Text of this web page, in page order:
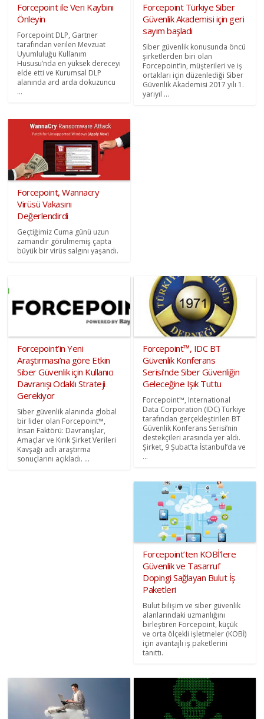
Forcepoint ile Veri Kaybını
Önleyin
Forcepoint DLP, Gartner
tarafından verilen Mevzuat
Uyumluluğu Kullanım
Hususu’nda en yüksek dereceyi
elde etti ve Kurumsal DLP
alanında ard arda dokuzuncu
...
Forcepoint Türkiye Siber
Güvenlik Akademisi için geri
sayım başladı
Siber güvenlik konusunda öncü
şirketlerden biri olan
Forcepoint’in, müşterileri ve iş
ortakları için düzenlediği Siber
Güvenlik Akademisi 2017 yılı 1.
yarıyıl ...
Forcepoint, Wannacry
Virüsü Vakasını
Değerlendirdi
Geçtiğimiz Cuma günü uzun
zamandır görülmemiş çapta
büyük bir virüs salgını yaşandı.
Forcepoint’in Yeni
Araştırması’na göre Etkin
Siber Güvenlik için Kullanıcı
Davranışı Odaklı Strateji
Gerekiyor
Siber güvenlik alanında global
bir lider olan Forcepoint™,
İnsan Faktörü: Davranışlar,
Amaçlar ve Kırık Şirket Verileri
Kavşağı adlı araştırma
sonuçlarını açıkladı. ...
Forcepoint™, IDC BT
Güvenlik Konferans
Serisi’nde Siber Güvenliğin
Geleceğine Işık Tuttu
Forcepoint™, International
Data Corporation (IDC) Türkiye
tarafından gerçekleştirilen BT
Güvenlik Konferans Serisi’nin
destekçileri arasında yer aldı.
Şirket, 9 Şubat’ta İstanbul’da ve
...
Forcepoint’ten KOBİ’lere
Güvenlik ve Tasarruf
Dopingi Sağlayan Bulut İş
Paketleri
Bulut bilişim ve siber güvenlik
alanlarındaki uzmanlığını
birleştiren Forcepoint, küçük
ve orta ölçekli işletmeler (KOBİ)
için avantajlı iş paketlerini
tanıttı.